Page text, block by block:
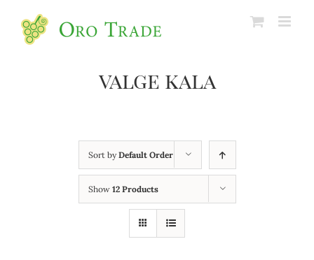
valge kala
Sort byDefault Order
Show 12 Products